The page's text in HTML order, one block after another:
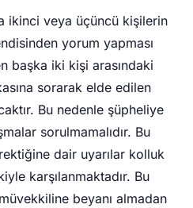
ikinci veya üçüncü kişilerin
yorum yapması
başka iki kişi arasındaki
sorarak elde edilen
Bu nedenle şüpheliye
sorulmamalıdır. Bu
dair uyarılar kolluk
karşılanmaktadır. Bu
beyanı almadan